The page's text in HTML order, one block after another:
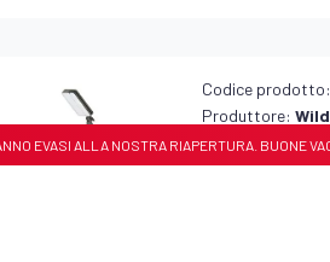
Codice prodotto:
Produttore:
LED CON
ALLA NOSTRA RIAPERTURA. BUONE